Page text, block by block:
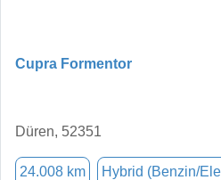
Cupra Formentor
Düren, 52351
24.008 km Hybrid (Benzin/